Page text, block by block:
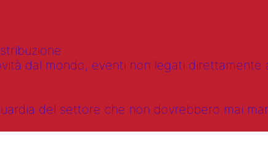
dal mondo, eventi non legati direttamente
del settore che non dovrebbero mai